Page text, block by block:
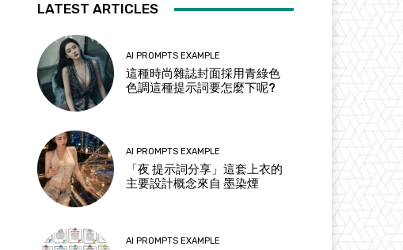
LATEST ARTICLES
AI PROMPTS EXAMPLE
這種時尚雜誌封面採用青綠色
色調這種提示詞要怎麼下呢?
AI PROMPTS EXAMPLE
「夜 提示詞分享」這套上衣的
主要設計概念來自 墨染煙
AI PROMPTS EXAMPLE